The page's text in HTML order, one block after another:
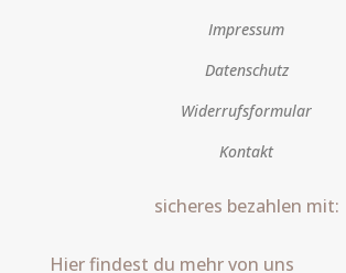
Impressum
Datenschutz
Widerrufsformular
Kontakt
sicheres bezahlen mit:
Hier findest du mehr von uns